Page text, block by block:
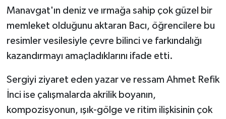
Manavgat'ın deniz ve ırmağa sahip çok güzel bir
memleket olduğunu aktaran Bacı, öğrencilere bu
resimler vesilesiyle çevre bilinci ve farkındalığı
kazandırmayı amaçladıklarını ifade etti.
Sergiyi ziyaret eden yazar ve ressam Ahmet Refik
İnci ise çalışmalarda akrilik boyanın,
kompozisyonun, ışık-gölge ve ritim ilişkisinin çok